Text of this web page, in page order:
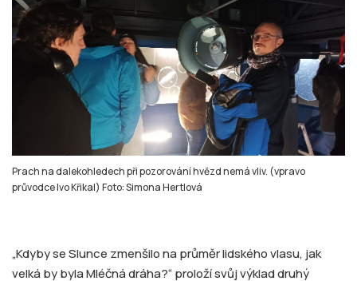
Prach na dalekohledech při pozorování hvězd nemá vliv. (vpravo
průvodce Ivo Křikal) Foto: Simona Hertlová
„Kdyby se Slunce zmenšilo na průměr lidského vlasu, jak
velká by byla Mléčná dráha?“ proloží svůj výklad druhý